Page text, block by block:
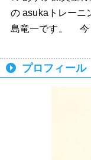
の asukaトレーニ
島竜一です。 今
プロフィール